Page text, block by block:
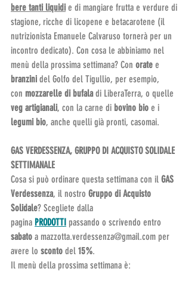
bere tanti liquidi e di mangiare frutta e verdure di
stagione, ricche di licopene e betacarotene (il
nutrizionista Emanuele Calvaruso tornerà per un
incontro dedicato). Con cosa le abbiniamo nel
menù della prossima settimana? Con orate e
branzini del Golfo del Tigullio, per esempio,
con mozzarelle di bufala di LiberaTerra, o quelle
veg artigianali, con la carne di bovino bio e i
legumi bio, anche quelli già pronti, casomai.
GAS VERDESSENZA, GRUPPO DI ACQUISTO SOLIDALE
SETTIMANALE
Cosa si può ordinare questa settimana con il GAS
Verdessenza, il nostro Gruppo di Acquisto
Solidale? Scegliete dalla
pagina PRODOTTI passando o scrivendo entro
sabato a mazzotta.verdessenza@gmail.com per
avere lo sconto del 15%.
Il menù della prossima settimana è: